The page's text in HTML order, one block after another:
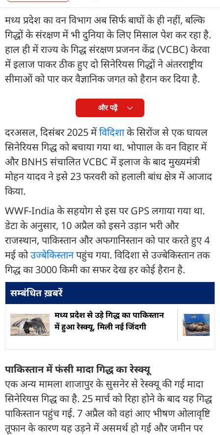
मध्य प्रदेश का वन विभाग अब सिर्फ बाघों के ही नहीं, बल्कि
गिद्धों के संरक्षण में भी दुनिया के लिए मिसाल पेश कर रहा है.
हाल ही में राज्य के गिद्ध संरक्षण प्रजनन केंद्र (VCBC) केरवा
में इलाज पाकर ठीक हुए दो सिनेरियस गिद्धों ने अंतरराष्ट्रीय
सीमाओं को पार कर वैज्ञानिक जगत को हैरान कर दिया है.
और पढ़ें
दरअसल, दिसंबर 2025 मेंविदिशाके सिरोंज से एक घायल
सिनेरियस गिद्ध को बचाया गया था. भोपााल के वन विहार में
और BNHS संचालित VCBC में इलाज के बाद मुख्यमंत्री
मोहन यादव ने इसे 23 फरवरी को हलाली बांध क्षेत्र में आजाद
किया.
WWF-India के सहयोग से इस पर GPS लगाया गया था.
डेटा के अनुसार, 10 अप्रैल को इसने उड़ान भरी और
राजस्थान, पाकिस्तान और अफगानिस्तान को पार करते हुए 4
मई कोउज्बेकिस्तानपहुंच गया. विदिशा से उज्बेकिस्तान तक
गिद्ध का 3000 किमी का सफर देख हर कोई हैरान है.
सम्बंधित ख़बरें
मध्य प्रदेश से उड़े गिद्ध का पाकिस्तान
में हुआ रेस्क्यू, मिली नई जिंदगी
पाकिस्तान में फंसी मादा गिद्ध का रेस्क्यू
एक अन्य मामला शाजापुर के सुसनेर से रेस्क्यू की गई मादा
सिनेरियस गिद्ध का है. 25 मार्च को रिहा होने के बाद यह गिद्ध
पाकिस्तान पहुंच गई. 7 अप्रैल को वहां आए भीषण ओलावृष्टि
तूफान के कारण यह उड़ने में असमर्थ हो गई और जमीन पर